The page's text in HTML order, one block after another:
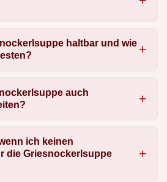
haltbar und wie
auch
ich keinen
die Griesnockerlsuppe